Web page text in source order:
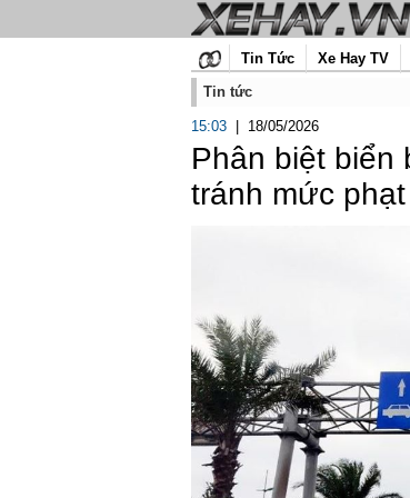
Tin Tức Xe Hay TV
Tin tức
15:03 18/05/2026
Phân biệt biển
tránh mức